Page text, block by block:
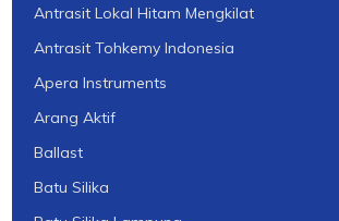
Antrasit Lokal Hitam Mengkilat
Antrasit Tohkemy Indonesia
Apera Instruments
Arang Aktif
Ballast
Batu Silika